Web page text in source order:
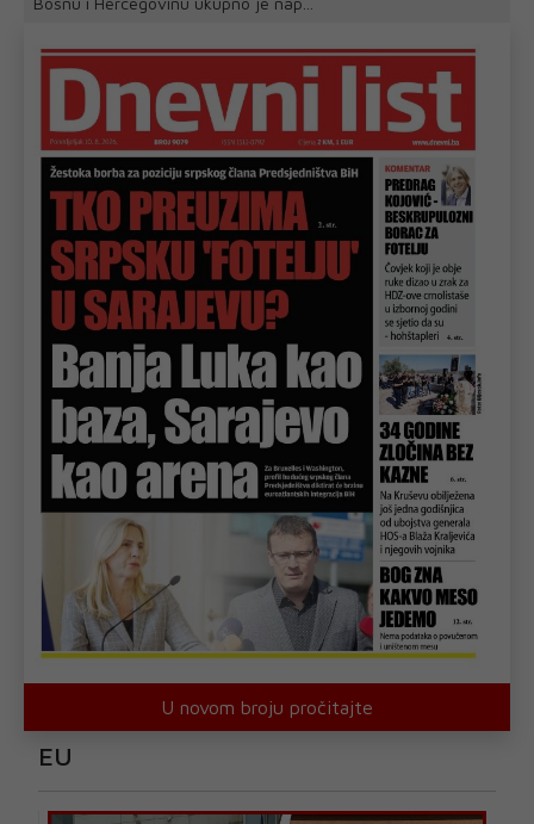
U novom broju pročitajte
EU